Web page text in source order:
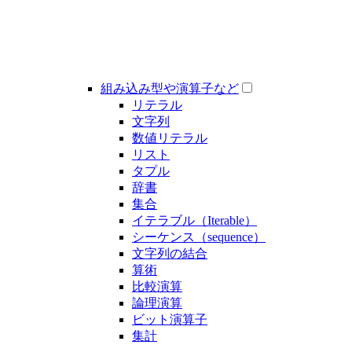
組み込み型や演算子など
リテラル
文字列
数値リテラル
リスト
タプル
辞書
集合
イテラブル（Iterable）
シーケンス（sequence）
文字列の結合
算術
比較演算
論理演算
ビット演算子
集計